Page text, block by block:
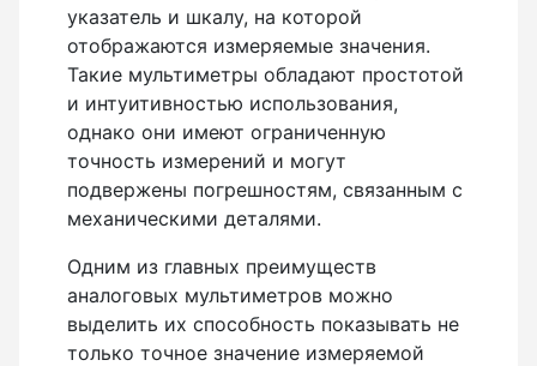
указатель и шкалу, на которой
отображаются измеряемые значения.
Такие мультиметры обладают простотой
и интуитивностью использования,
однако они имеют ограниченную
точность измерений и могут
подвержены погрешностям, связанным с
механическими деталями.
Одним из главных преимуществ
аналоговых мультиметров можно
выделить их способность показывать не
только точное значение измеряемой
Рулетки
Измерительная рулетка
Измерительная рулетка С ПОВЕРКОЙ
Теодолиты
Аксессуары для теодолитов